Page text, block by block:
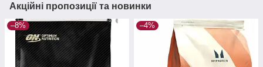
Акційні пропозиції та новинки
–8% –4%